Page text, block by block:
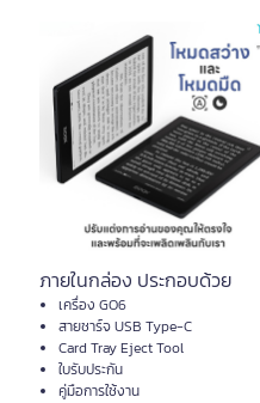
ภายในกล่อง ประกอบด้วย
เครื่อง GO6
สายชาร์จ USB Type-C
Card Tray Eject Tool
ใบรับประกัน
คู่มือการใช้งาน